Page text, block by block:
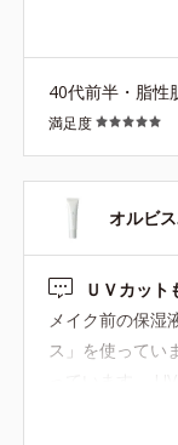
ら乾燥するこ
合なので肌荒れ
り優しく保湿し
たいです。 浮気
40代前半・脂性
満足度
オルビ
ＵＶカット
メイク前の保湿
ス」を使ってい
ユーデイエッ